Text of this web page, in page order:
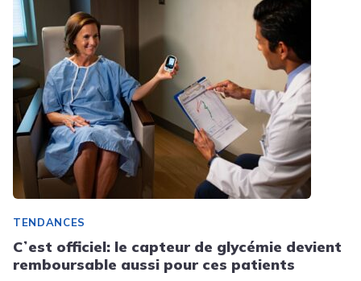
TENDANCES
Cʼest officiel: le capteur de glycémie devient
remboursable aussi pour ces patients